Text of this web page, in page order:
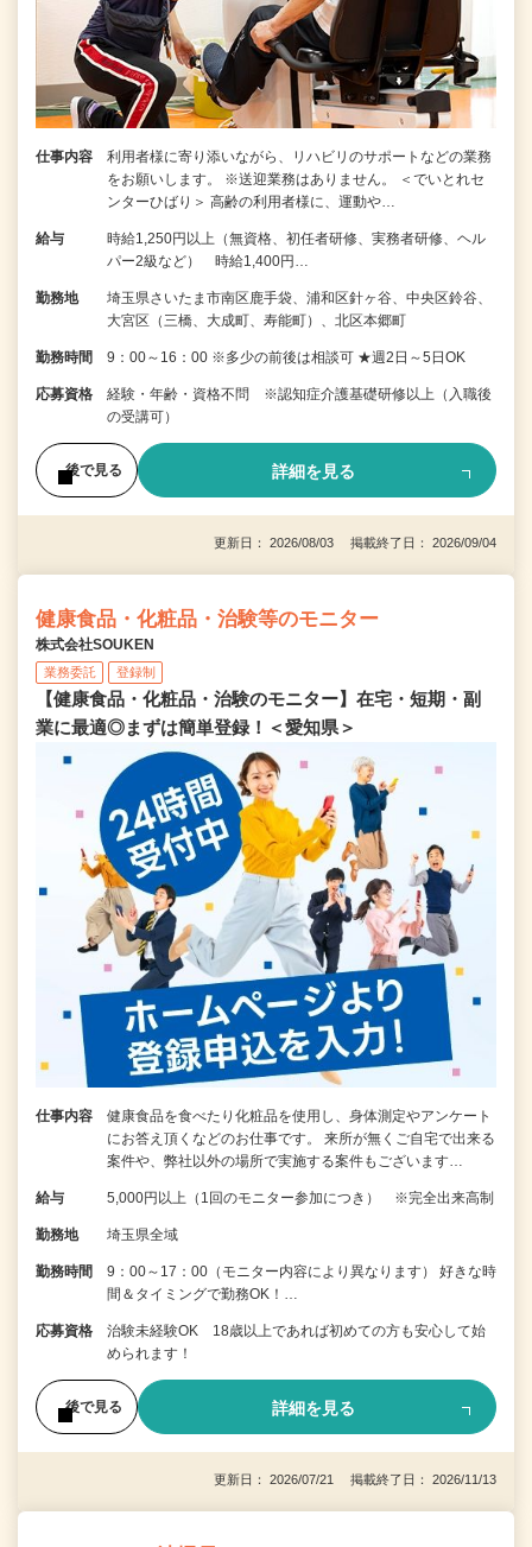
仕事内容
利用者様に寄り添いながら、リハビリのサポートなどの業務
をお願いします。 ※送迎業務はありません。 ＜でいとれセ
ンターひばり＞ 高齢の利用者様に、運動や…
給与
時給1,250円以上（無資格、初任者研修、実務者研修、ヘル
パー2級など） 時給1,400円…
勤務地
埼玉県さいたま市南区鹿手袋、浦和区針ヶ谷、中央区鈴谷、
大宮区（三橋、大成町、寿能町）、北区本郷町
勤務時間 9：00～16：00 ※多少の前後は相談可 ★週2日～5日OK
応募資格
経験・年齢・資格不問 ※認知症介護基礎研修以上（入職後
の受講可）
後で見る 詳細を見る
更新日： 2026/08/03 掲載終了日： 2026/09/04
健康食品・化粧品・治験等のモニター
株式会社SOUKEN
業務委託 登録制
【健康食品・化粧品・治験のモニター】在宅・短期・副
業に最適◎まずは簡単登録！＜愛知県＞
仕事内容
健康食品を食べたり化粧品を使用し、身体測定やアンケート
にお答え頂くなどのお仕事です。 来所が無くご自宅で出来る
案件や、弊社以外の場所で実施する案件もございます…
給与 5,000円以上（1回のモニター参加につき） ※完全出来高制
勤務地 埼玉県全域
勤務時間
9：00～17：00（モニター内容により異なります） 好きな時
間＆タイミングで勤務OK！…
応募資格
治験未経験OK 18歳以上であれば初めての方も安心して始
められます！
後で見る 詳細を見る
更新日： 2026/07/21 掲載終了日： 2026/11/13